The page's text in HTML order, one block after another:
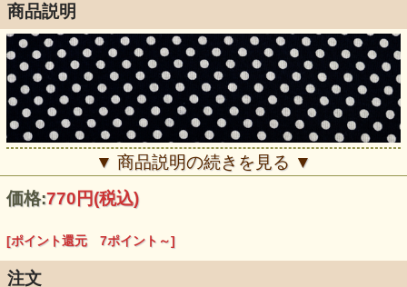
商品説明
▼ 商品説明の続きを見る ▼
価格:770円(税込)
[ポイント還元 7ポイント～]
注文